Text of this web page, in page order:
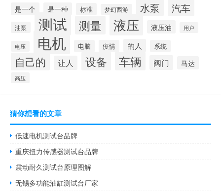
是一个 是一种 标准 梦幻西游 水泵 汽车
油泵 测试 测量 液压 液压油 用户
电压 电机 电脑 疫情 的人 系统
自己的 让人 设备 车辆 阀门 马达
高压
猜你想看的文章
低速电机测试台品牌
重庆扭力传感器测试台品牌
震动耐久测试台原理图解
无锡多功能油缸测试台厂家